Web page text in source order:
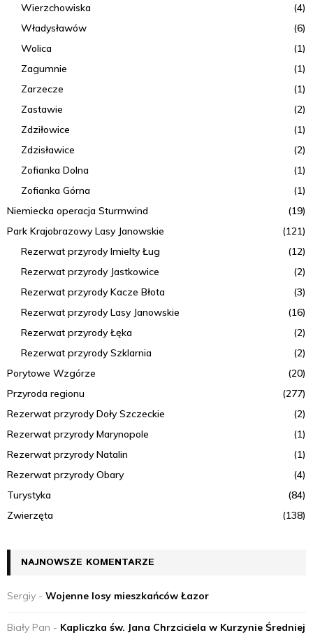
Wierzchowiska
(4)
Władysławów
(6)
Wolica
(1)
Zagumnie
(1)
Zarzecze
(1)
Zastawie
(2)
Zdziłowice
(1)
Zdzisławice
(2)
Zofianka Dolna
(1)
Zofianka Górna
(1)
Niemiecka operacja Sturmwind
(19)
Park Krajobrazowy Lasy Janowskie
(121)
Rezerwat przyrody Imielty Ług
(12)
Rezerwat przyrody Jastkowice
(2)
Rezerwat przyrody Kacze Błota
(3)
Rezerwat przyrody Lasy Janowskie
(16)
Rezerwat przyrody Łęka
(2)
Rezerwat przyrody Szklarnia
(2)
Porytowe Wzgórze
(20)
Przyroda regionu
(277)
Rezerwat przyrody Doły Szczeckie
(2)
Rezerwat przyrody Marynopole
(1)
Rezerwat przyrody Natalin
(1)
Rezerwat przyrody Obary
(4)
Turystyka
(84)
Zwierzęta
(138)
NAJNOWSZE KOMENTARZE
Sergiy - Wojenne losy mieszkańców Łazor
Biały Pan - Kapliczka św. Jana Chrzciciela w Kurzynie Średniej